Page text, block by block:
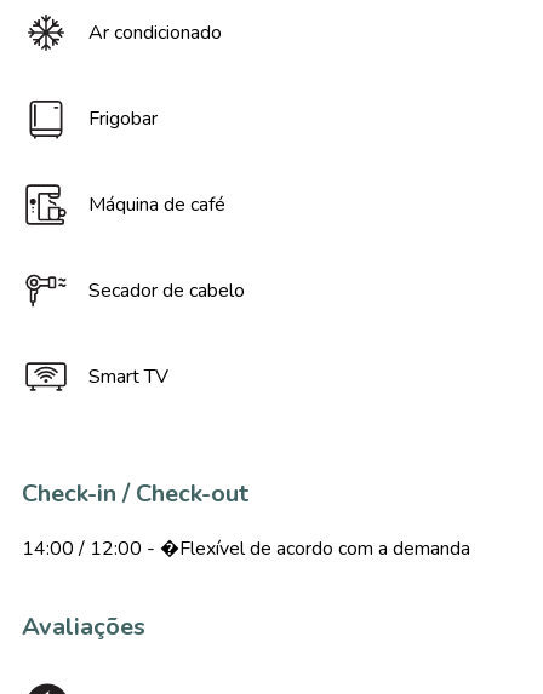
Ar condicionado
Frigobar
Máquina de café
Secador de cabelo
Smart TV
Check-in / Check-out
14:00 / 12:00 - �Flexível de acordo com a demanda
Avaliações